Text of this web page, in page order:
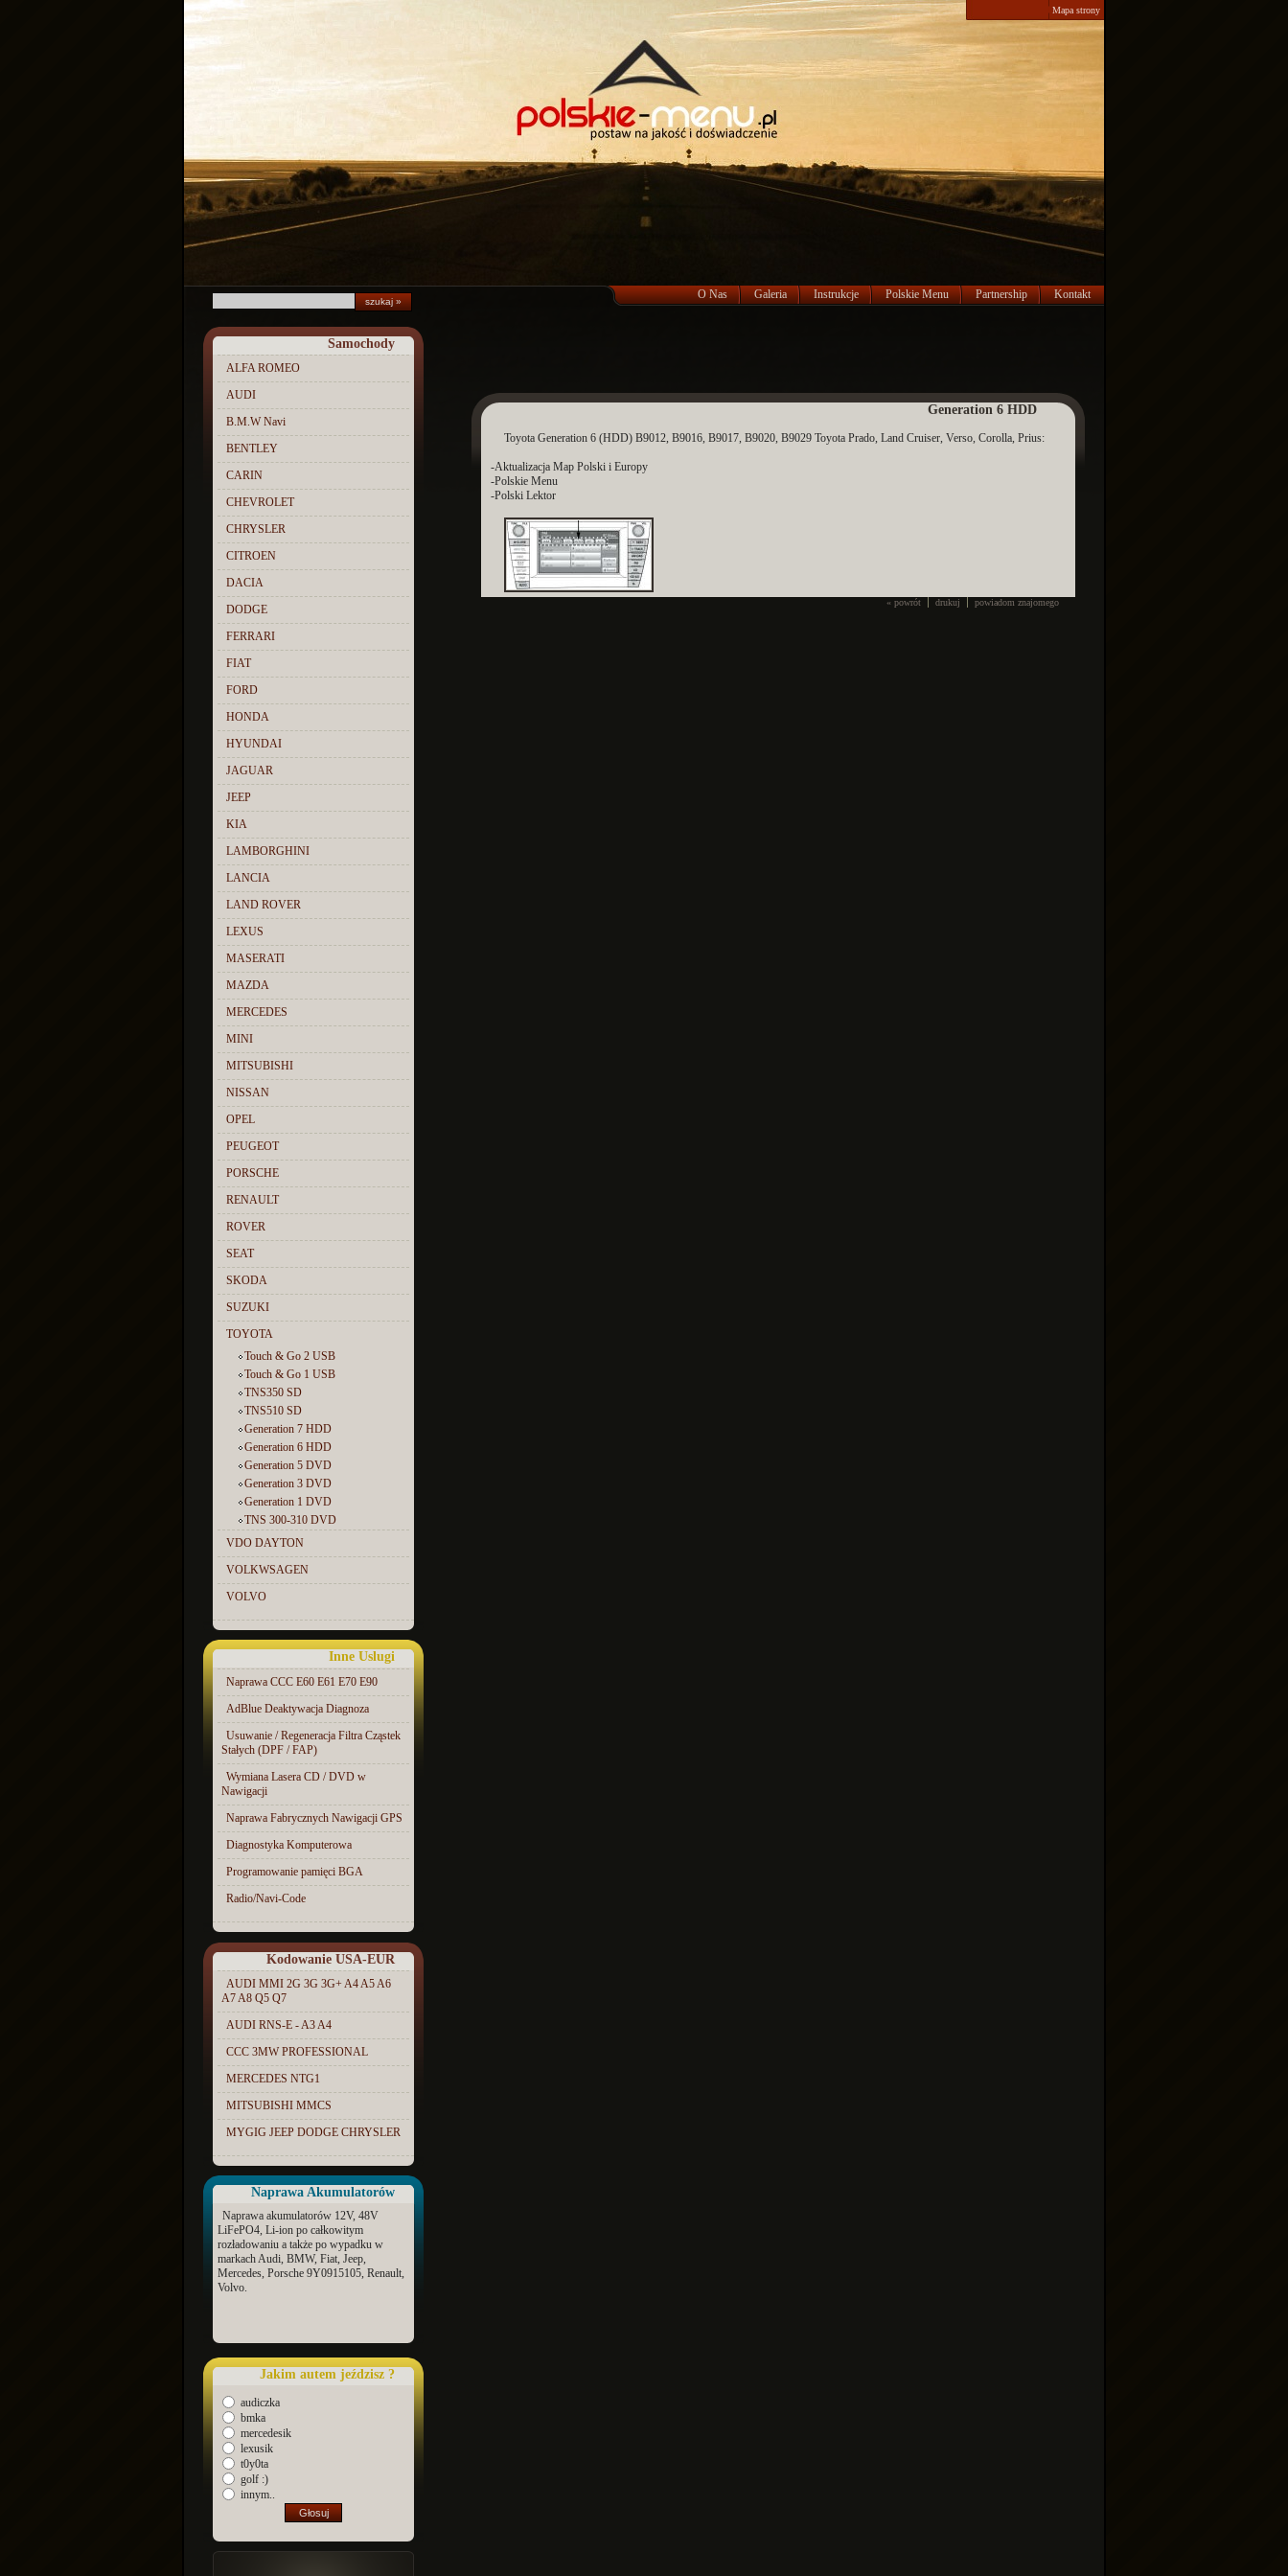
Mapa strony
O Nas Galeria Instrukcje Polskie Menu Partnership Kontakt
Samochody
ALFA ROMEO
AUDI
B.M.W Navi
BENTLEY
CARIN
CHEVROLET
CHRYSLER
CITROEN
DACIA
DODGE
FERRARI
FIAT
FORD
HONDA
HYUNDAI
JAGUAR
JEEP
KIA
LAMBORGHINI
LANCIA
LAND ROVER
LEXUS
MASERATI
MAZDA
MERCEDES
MINI
MITSUBISHI
NISSAN
OPEL
PEUGEOT
PORSCHE
RENAULT
ROVER
SEAT
SKODA
SUZUKI
TOYOTA
Touch & Go 2 USB
Touch & Go 1 USB
TNS350 SD
TNS510 SD
Generation 7 HDD
Generation 6 HDD
Generation 5 DVD
Generation 3 DVD
Generation 1 DVD
TNS 300-310 DVD
VDO DAYTON
VOLKWSAGEN
VOLVO
Inne Uslugi
Naprawa CCC E60 E61 E70 E90
AdBlue Deaktywacja Diagnoza
Usuwanie / Regeneracja Filtra Cząstek
Stałych (DPF / FAP)
Wymiana Lasera CD / DVD w
Nawigacji
Naprawa Fabrycznych Nawigacji GPS
Diagnostyka Komputerowa
Programowanie pamięci BGA
Radio/Navi-Code
Kodowanie USA-EUR
AUDI MMI 2G 3G 3G+ A4 A5 A6
A7 A8 Q5 Q7
AUDI RNS-E - A3 A4
CCC 3MW PROFESSIONAL
MERCEDES NTG1
MITSUBISHI MMCS
MYGIG JEEP DODGE CHRYSLER
Naprawa Akumulatorów
Naprawa akumulatorów 12V, 48V
LiFePO4, Li-ion po całkowitym
rozładowaniu a także po wypadku w
markach Audi, BMW, Fiat, Jeep,
Mercedes, Porsche 9Y0915105, Renault,
Volvo.
Jakim autem jeździsz ?
audiczka
bmka
mercedesik
lexusik
t0y0ta
golf :)
innym..
Generation 6 HDD
Toyota Generation 6 (HDD) B9012, B9016, B9017, B9020, B9029 Toyota Prado, Land Cruiser, Verso, Corolla, Prius:
-Aktualizacja Map Polski i Europy
-Polskie Menu
-Polski Lektor
powiadom znajomego
drukuj
« powrót